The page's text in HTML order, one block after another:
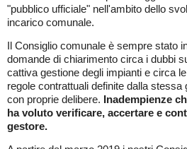
"pubblico ufficiale" nell'ambito dello
incarico comunale.
Il Consiglio comunale è sempre stato
domande di chiarimento circa i dubbi
cattiva gestione degli impianti e circa
regole contrattuali definite dalla stessa
con proprie delibere.
Inadempienze
ha voluto verificare, accertare e
gestore.